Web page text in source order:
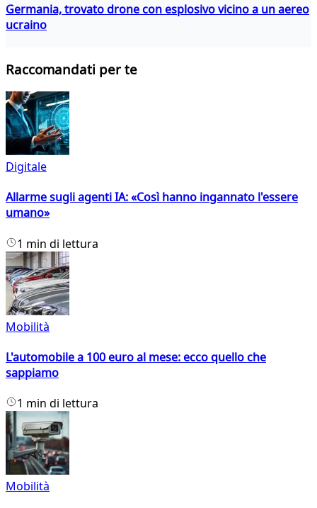
Germania, trovato drone con esplosivo vicino a un aereo
ucraino
Raccomandati per te
Digitale
Allarme sugli agenti IA: «Così hanno ingannato l'essere
umano»
1 min di lettura
Mobilità
L'automobile a 100 euro al mese: ecco quello che
sappiamo
1 min di lettura
Mobilità